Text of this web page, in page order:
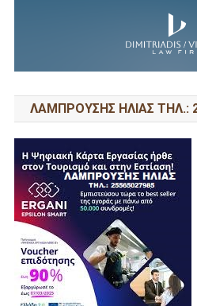
ΛΑΜΠΡΟΥΣΗΣ ΗΛΙΑΣ ΤΗΛ.: